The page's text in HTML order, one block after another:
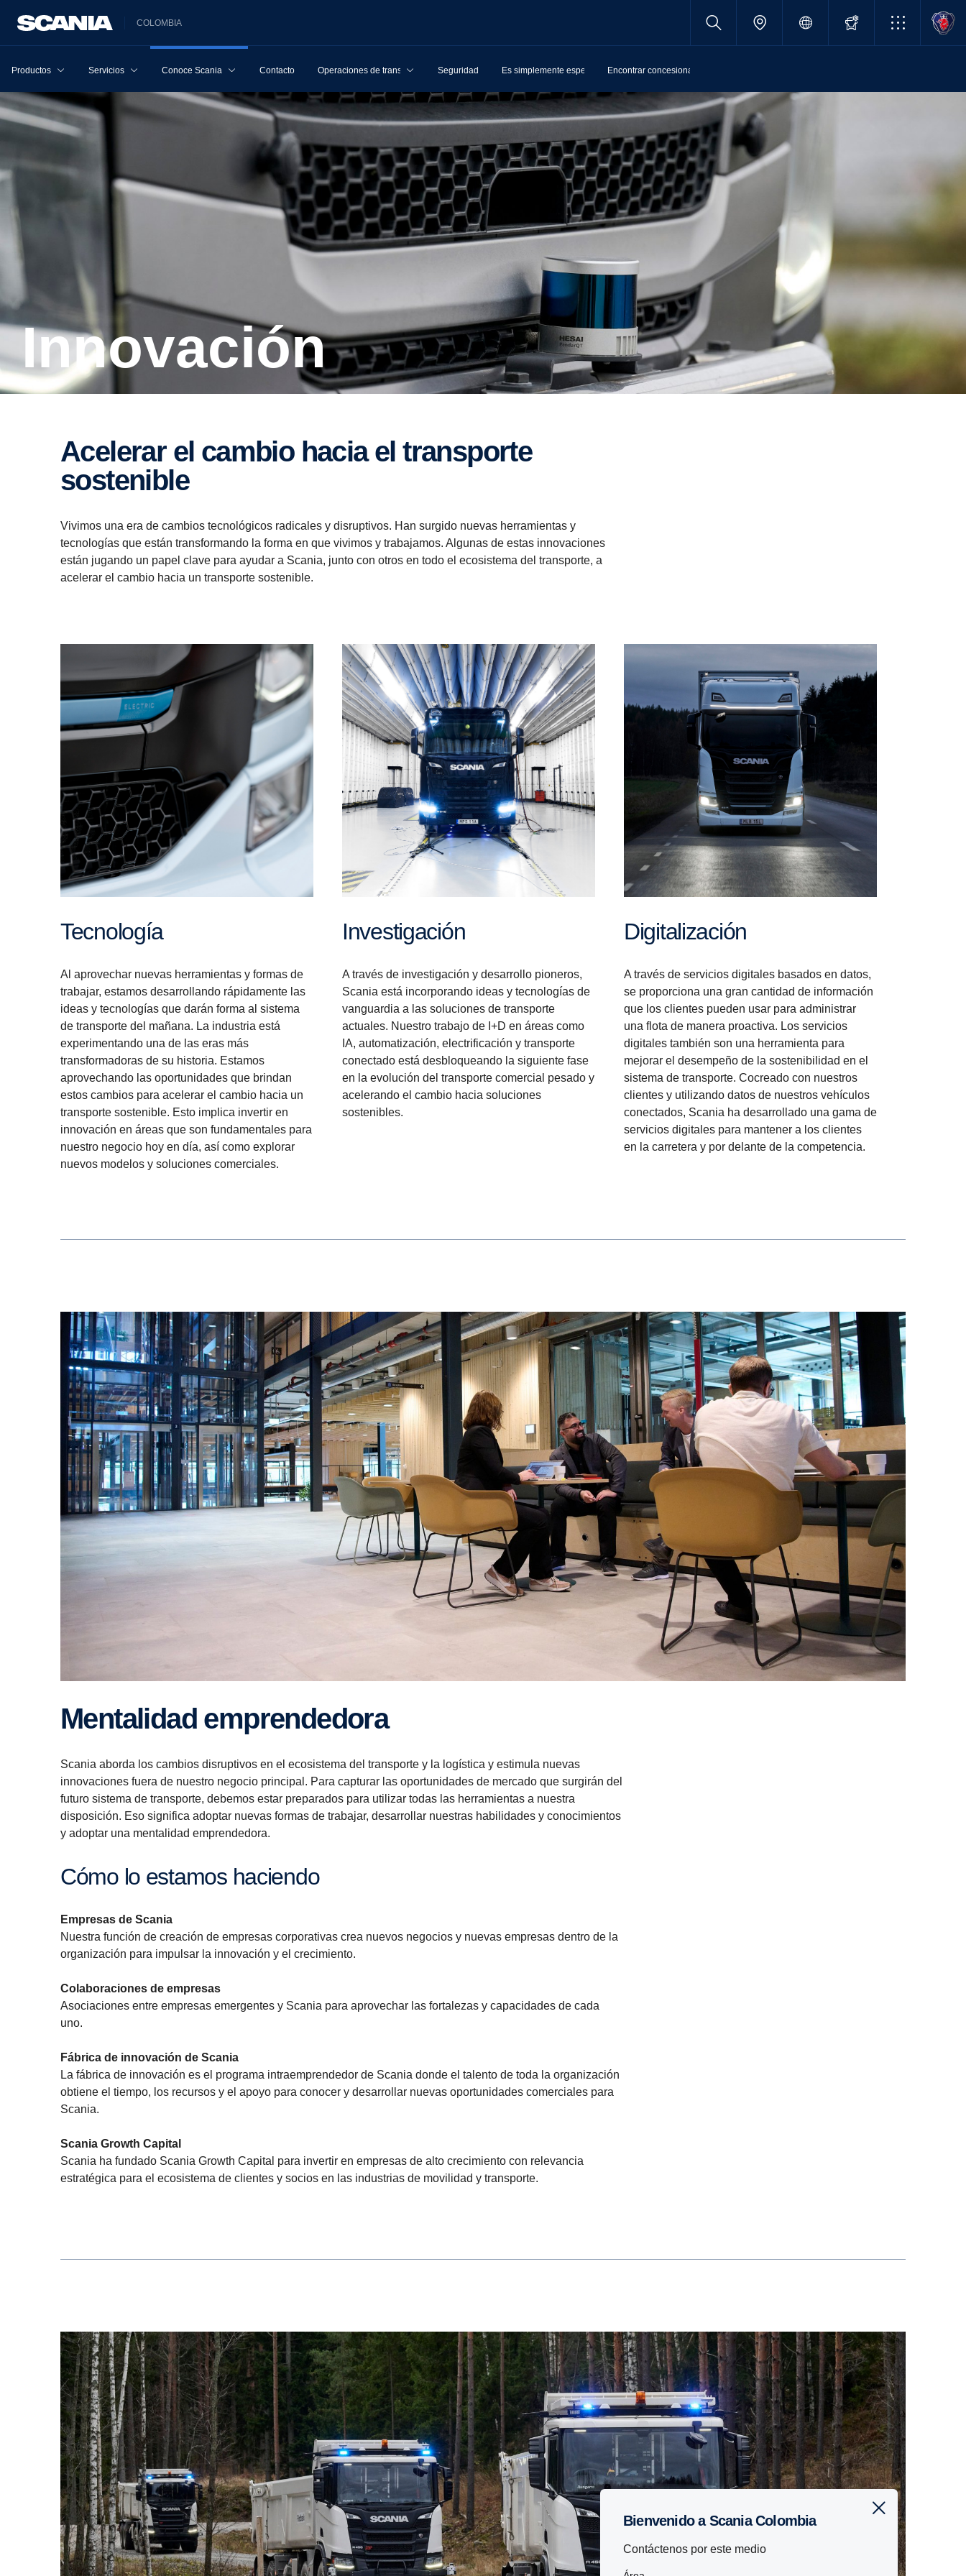
COLOMBIA
Productos Servicios Conoce Scania Contacto Operaciones de transporte Seguridad Es simplemente especial Encontrar concesionarios
Innovación
Acelerar el cambio hacia el transporte
sostenible
Vivimos una era de cambios tecnológicos radicales y disruptivos. Han surgido nuevas herramientas y
tecnologías que están transformando la forma en que vivimos y trabajamos. Algunas de estas innovaciones
están jugando un papel clave para ayudar a Scania, junto con otros en todo el ecosistema del transporte, a
acelerar el cambio hacia un transporte sostenible.
Tecnología
Al aprovechar nuevas herramientas y formas de
trabajar, estamos desarrollando rápidamente las
ideas y tecnologías que darán forma al sistema
de transporte del mañana. La industria está
experimentando una de las eras más
transformadoras de su historia. Estamos
aprovechando las oportunidades que brindan
estos cambios para acelerar el cambio hacia un
transporte sostenible. Esto implica invertir en
innovación en áreas que son fundamentales para
nuestro negocio hoy en día, así como explorar
nuevos modelos y soluciones comerciales.
Investigación
A través de investigación y desarrollo pioneros,
Scania está incorporando ideas y tecnologías de
vanguardia a las soluciones de transporte
actuales. Nuestro trabajo de I+D en áreas como
IA, automatización, electrificación y transporte
conectado está desbloqueando la siguiente fase
en la evolución del transporte comercial pesado y
acelerando el cambio hacia soluciones
sostenibles.
Digitalización
A través de servicios digitales basados en datos,
se proporciona una gran cantidad de información
que los clientes pueden usar para administrar
una flota de manera proactiva. Los servicios
digitales también son una herramienta para
mejorar el desempeño de la sostenibilidad en el
sistema de transporte. Cocreado con nuestros
clientes y utilizando datos de nuestros vehículos
conectados, Scania ha desarrollado una gama de
servicios digitales para mantener a los clientes
en la carretera y por delante de la competencia.
Mentalidad emprendedora
Scania aborda los cambios disruptivos en el ecosistema del transporte y la logística y estimula nuevas
innovaciones fuera de nuestro negocio principal. Para capturar las oportunidades de mercado que surgirán del
futuro sistema de transporte, debemos estar preparados para utilizar todas las herramientas a nuestra
disposición. Eso significa adoptar nuevas formas de trabajar, desarrollar nuestras habilidades y conocimientos
y adoptar una mentalidad emprendedora.
Cómo lo estamos haciendo
Empresas de Scania
Nuestra función de creación de empresas corporativas crea nuevos negocios y nuevas empresas dentro de la
organización para impulsar la innovación y el crecimiento.
Colaboraciones de empresas
Asociaciones entre empresas emergentes y Scania para aprovechar las fortalezas y capacidades de cada
uno.
Fábrica de innovación de Scania
La fábrica de innovación es el programa intraemprendedor de Scania donde el talento de toda la organización
obtiene el tiempo, los recursos y el apoyo para conocer y desarrollar nuevas oportunidades comerciales para
Scania.
Scania Growth Capital
Scania ha fundado Scania Growth Capital para invertir en empresas de alto crecimiento con relevancia
estratégica para el ecosistema de clientes y socios en las industrias de movilidad y transporte.
Bienvenido a Scania Colombia
Contáctenos por este medio